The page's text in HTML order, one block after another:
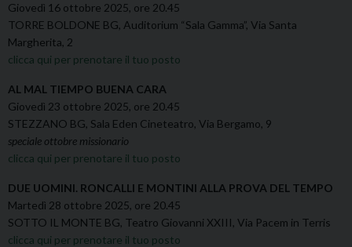
Giovedì 16 ottobre 2025, ore 20.45
TORRE BOLDONE BG, Auditorium “Sala Gamma”, Via Santa
Margherita, 2
clicca qui per prenotare il tuo posto
AL MAL TIEMPO BUENA CARA
Giovedì 23 ottobre 2025, ore 20.45
STEZZANO BG, Sala Eden Cineteatro, Via Bergamo, 9
speciale ottobre missionario
clicca qui per prenotare il tuo posto
DUE UOMINI. RONCALLI E MONTINI ALLA PROVA DEL TEMPO
Martedì 28 ottobre 2025, ore 20.45
SOTTO IL MONTE BG, Teatro Giovanni XXIII, Via Pacem in Terris
clicca qui per prenotare il tuo posto